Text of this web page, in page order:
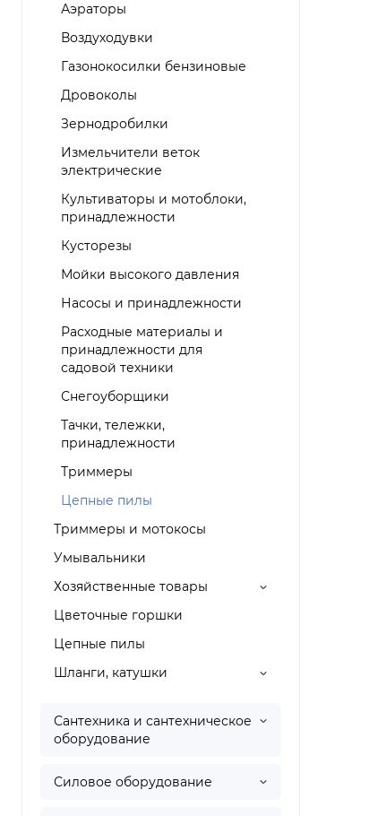
Аэраторы
Воздуходувки
Газонокосилки бензиновые
Дровоколы
Зернодробилки
Измельчители веток
электрические
Культиваторы и мотоблоки,
принадлежности
Кусторезы
Мойки высокого давления
Насосы и принадлежности
Расходные материалы и
принадлежности для
садовой техники
Снегоуборщики
Тачки, тележки,
принадлежности
Триммеры
Цепные пилы
Триммеры и мотокосы
Умывальники
Хозяйственные товары
Цветочные горшки
Цепные пилы
Шланги, катушки
Сантехника и сантехническое
оборудование
Силовое оборудование